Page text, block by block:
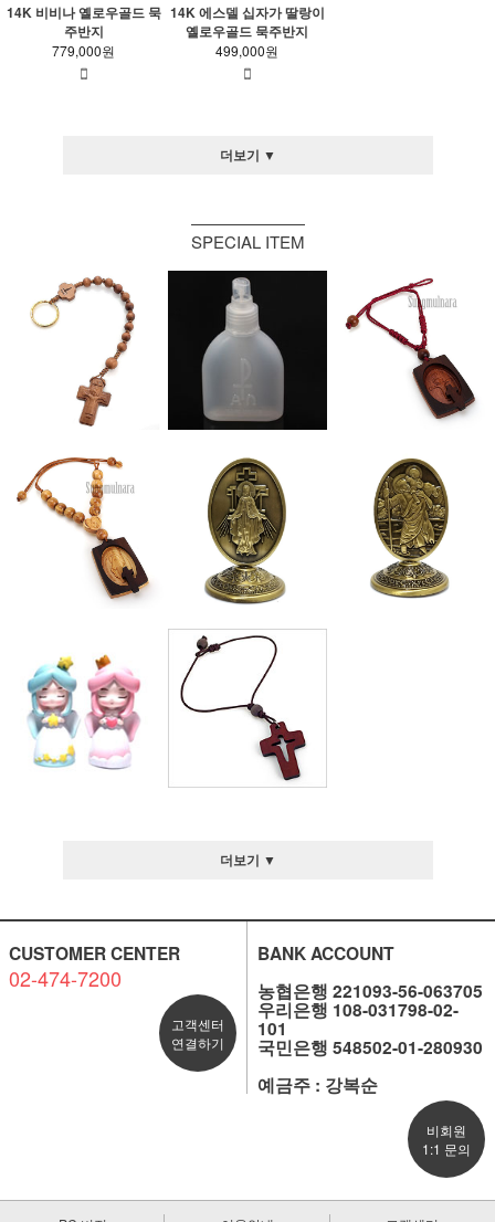
14K 비비나 옐로우골드 묵
주반지
779,000원
14K 에스델 십자가 딸랑이
옐로우골드 묵주반지
499,000원
더보기 ▼
SPECIAL ITEM
더보기 ▼
CUSTOMER CENTER
02-474-7200
고객센터
연결하기
BANK ACCOUNT
농협은행 221093-56-063705
우리은행 108-031798-02-
101
국민은행 548502-01-280930
예금주 : 강복순
비회원
1:1 문의